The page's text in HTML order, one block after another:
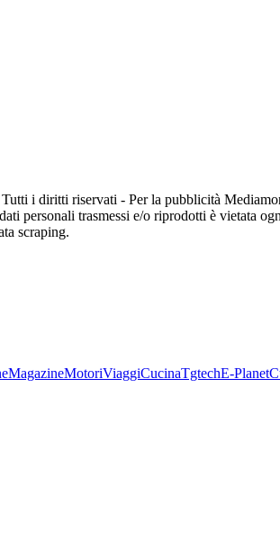
i diritti riservati - Per la pubblicità
personali trasmessi e/o riprodotti è vietata
scraping.
MagazineMotoriViaggiCucinaTgtechE-Planet